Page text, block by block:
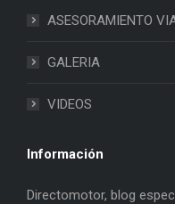
ASESORAMIENTO
GALERIA
VIDEOS
Información
Directomotor, blog